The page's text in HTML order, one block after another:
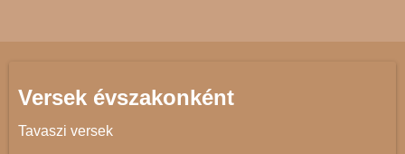
Versek évszakonként
Tavaszi versek